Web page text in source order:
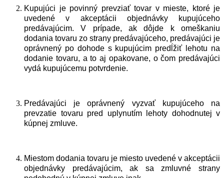
Kupujúci je povinný prevziať tovar v mieste, ktoré je
uvedené v akceptácii objednávky kupujúceho
predávajúcim. V prípade, ak dôjde k omeškaniu
dodania tovaru zo strany predávajúceho, predávajúci je
oprávnený po dohode s kupujúcim predĺžiť lehotu na
dodanie tovaru, a to aj opakovane, o čom predávajúci
vydá kupujúcemu potvrdenie.
Predávajúci je oprávnený vyzvať kupujúceho na
prevzatie tovaru pred uplynutím lehoty dohodnutej v
kúpnej zmluve.
Miestom dodania tovaru je miesto uvedené v akceptácii
objednávky predávajúcim, ak sa zmluvné strany